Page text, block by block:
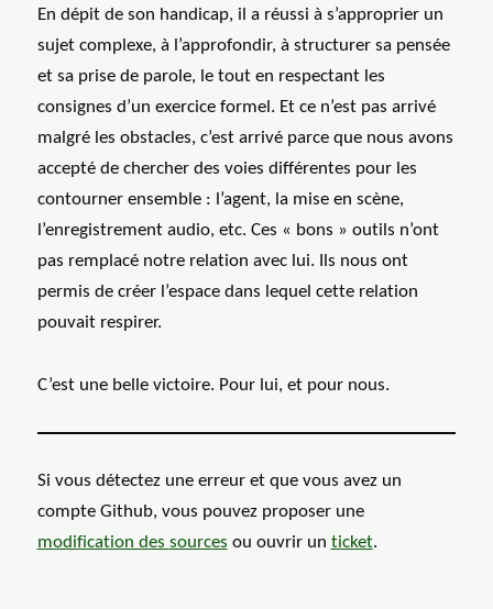
En dépit de son handicap, il a réussi à s’approprier un
sujet complexe, à l’approfondir, à structurer sa pensée
et sa prise de parole, le tout en respectant les
consignes d’un exercice formel. Et ce n’est pas arrivé
malgré les obstacles, c’est arrivé parce que nous avons
accepté de chercher des voies différentes pour les
contourner ensemble : l’agent, la mise en scène,
l’enregistrement audio, etc. Ces « bons » outils n’ont
pas remplacé notre relation avec lui. Ils nous ont
permis de créer l’espace dans lequel cette relation
pouvait respirer.
C’est une belle victoire. Pour lui, et pour nous.
Si vous détectez une erreur et que vous avez un
compte Github, vous pouvez proposer une
modification des sources ou ouvrir un ticket.